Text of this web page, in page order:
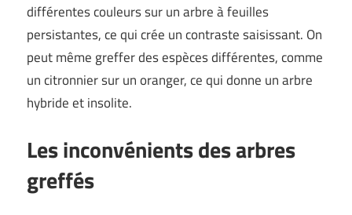
différentes couleurs sur un arbre à feuilles
persistantes, ce qui crée un contraste saisissant. On
peut même greffer des espèces différentes, comme
un citronnier sur un oranger, ce qui donne un arbre
hybride et insolite.
Les inconvénients des arbres
greffés